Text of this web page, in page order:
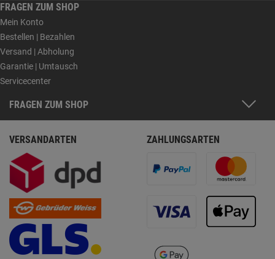
FRAGEN ZUM SHOP
Mein Konto
Bestellen | Bezahlen
Versand | Abholung
Garantie | Umtausch
Servicecenter
FRAGEN ZUM SHOP
VERSANDARTEN ZAHLUNGSARTEN